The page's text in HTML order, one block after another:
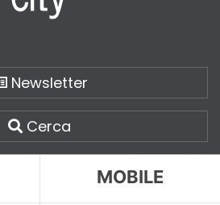
Newsletter
Cerca
MOBILE